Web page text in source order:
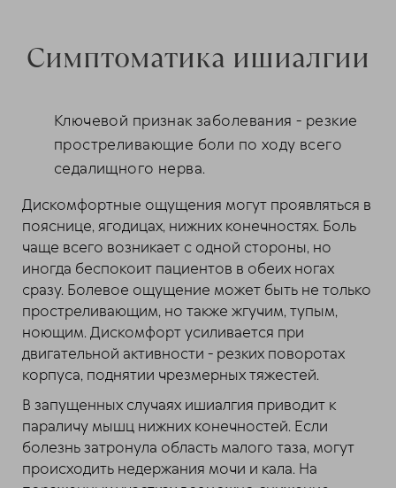
Симптоматика ишиалгии
Ключевой признак заболевания - резкие
простреливающие боли по ходу всего
седалищного нерва.
Дискомфортные ощущения могут проявляться в
пояснице, ягодицах, нижних конечностях. Боль
чаще всего возникает с одной стороны, но
иногда беспокоит пациентов в обеих ногах
сразу. Болевое ощущение может быть не только
простреливающим, но также жгучим, тупым,
ноющим. Дискомфорт усиливается при
двигательной активности - резких поворотах
корпуса, поднятии чрезмерных тяжестей.
В запущенных случаях ишиалгия приводит к
параличу мышц нижних конечностей. Если
болезнь затронула область малого таза, могут
происходить недержания мочи и кала. На